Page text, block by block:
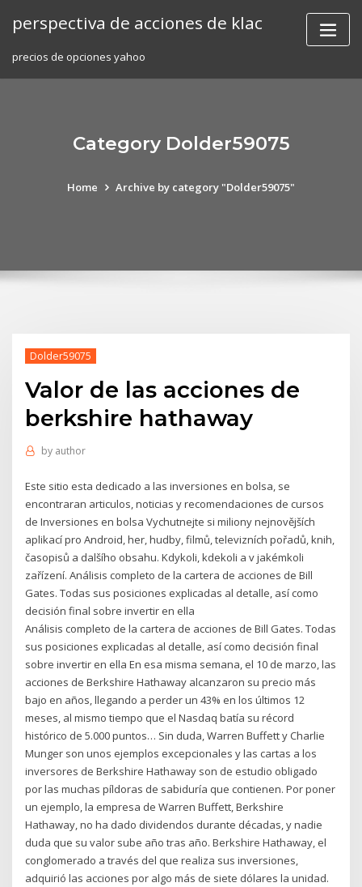
perspectiva de acciones de klac
precios de opciones yahoo
Category Dolder59075
Home Archive by category "Dolder59075"
Dolder59075
Valor de las acciones de
berkshire hathaway
by author
Este sitio esta dedicado a las inversiones en bolsa, se
encontraran articulos, noticias y recomendaciones de cursos
de Inversiones en bolsa Vychutnejte si miliony nejnovějších
aplikací pro Android, her, hudby, filmů, televizních pořadů, knih,
časopisů a dalšího obsahu. Kdykoli, kdekoli a v jakémkoli
zařízení. Análisis completo de la cartera de acciones de Bill
Gates. Todas sus posiciones explicadas al detalle, así como
decisión final sobre invertir en ella
Análisis completo de la cartera de acciones de Bill Gates. Todas
sus posiciones explicadas al detalle, así como decisión final
sobre invertir en ella En esa misma semana, el 10 de marzo, las
acciones de Berkshire Hathaway alcanzaron su precio más
bajo en años, llegando a perder un 43% en los últimos 12
meses, al mismo tiempo que el Nasdaq batía su récord
histórico de 5.000 puntos… Sin duda, Warren Buffett y Charlie
Munger son unos ejemplos excepcionales y las cartas a los
inversores de Berkshire Hathaway son de estudio obligado
por las muchas píldoras de sabiduría que contienen. Por poner
un ejemplo, la empresa de Warren Buffett, Berkshire
Hathaway, no ha dado dividendos durante décadas, y nadie
duda que su valor sube año tras año. Berkshire Hathaway, el
conglomerado a través del que realiza sus inversiones,
adquirió las acciones por algo más de siete dólares la unidad.